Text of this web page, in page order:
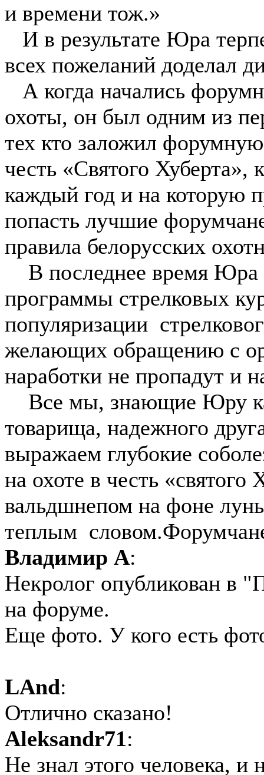
и времени тож.»
И в результате Юра
всех пожеланий доделал
А когда начались
охоты, он был одним из
тех кто заложил
честь «Святого Хуберта»,
каждый год и на которую
попасть лучшие
правила белорусских
В последнее время Юра
программы стрелковых
популяризации
желающих обращению с
наработки не пропадут и
Все мы, знающие Юру
товарища, надежного
выражаем глубокие
на охоте в честь
вальдшнепом на фоне
теплым
Владимир А:
Некролог опубликован в
на форуме.
Еще фото. У кого есть
LAnd:
Отлично сказано!
Aleksandr71:
Не знал этого человека, и